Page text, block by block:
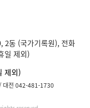
2동 (국가기록원), 전화
일 제외)
제외)
대전 042-481-1730